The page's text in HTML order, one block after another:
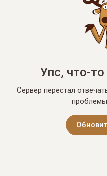
Упс, что-
Сервер перестал